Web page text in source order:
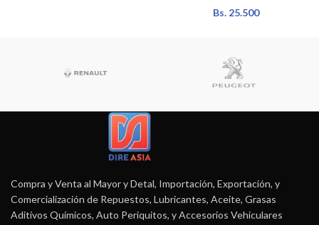
Bs.25.500
Compra y Venta al Mayor y Detal, Importación, Exportación, y
Comercialización de Repuestos, Lubricantes, Aceite, Grasas
Aditivos Químicos, Auto Periquitos, y Accesorios Vehiculares